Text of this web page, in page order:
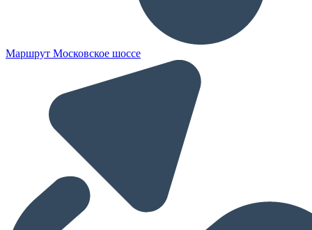
Маршрут Московское шоссе